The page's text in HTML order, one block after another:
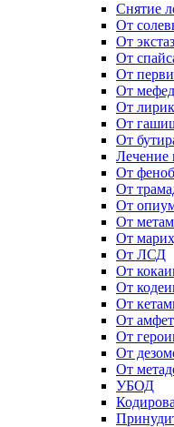
Снятие
От
От
От
От
От
От
От
От
Лечение
От
От
От
От
От
От ЛСД
От
От
От
От
От
От
От
УБОД